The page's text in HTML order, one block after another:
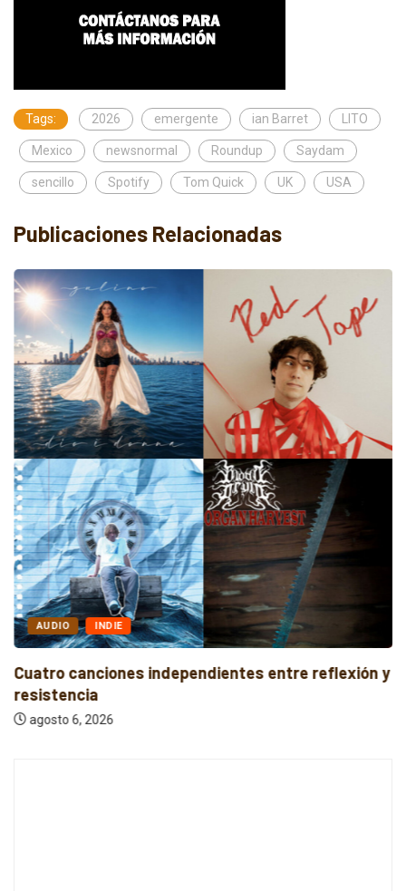
Tags: 2026 emergente ian Barret LITO
Mexico newsnormal Roundup Saydam
sencillo Spotify Tom Quick UK USA
Publicaciones Relacionadas
AUDIO INDIE
Cuatro canciones independientes entre reflexión y
resistencia
agosto 6, 2026